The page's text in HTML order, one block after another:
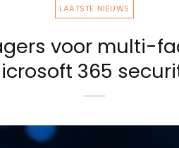
LAATSTE NIEUWS
voor multi-
365